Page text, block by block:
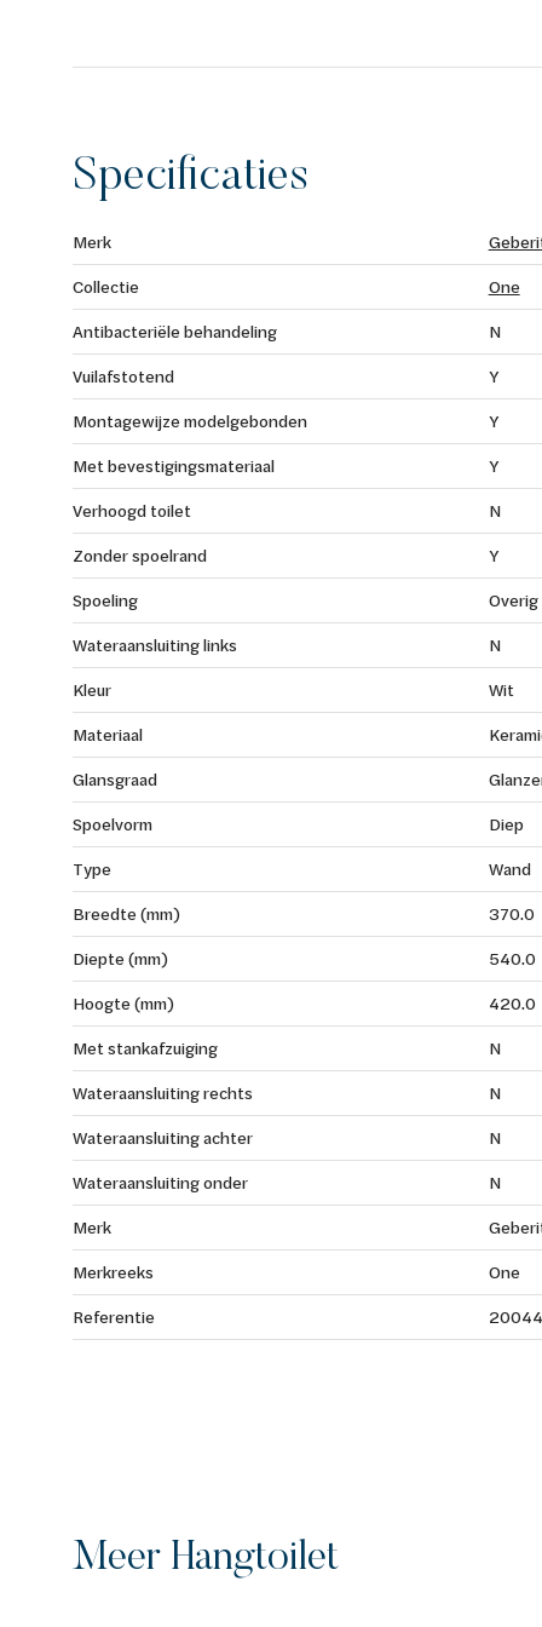
Specificaties
Merk
Collectie
One
Antibacteriële behandeling
N
Vuilafstotend
Y
Montagewijze modelgebonden
Y
Met bevestigingsmateriaal
Y
Verhoogd toilet
N
Zonder spoelrand
Y
Spoeling
Overig
Wateraansluiting links
N
Kleur
Wit
Materiaal
Glansgraad
Spoelvorm
Diep
Type
Wand
Breedte (mm)
370.0
Diepte (mm)
540.0
Hoogte (mm)
420.0
Met stankafzuiging
N
Wateraansluiting rechts
N
Wateraansluiting achter
N
Wateraansluiting onder
N
Merk
Merkreeks
One
Referentie
Meer Hangtoilet